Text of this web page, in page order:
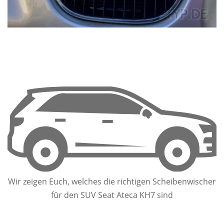
Wir zeigen Euch, welches die richtigen Scheibenwischer
für den SUV Seat Ateca KH7 sind